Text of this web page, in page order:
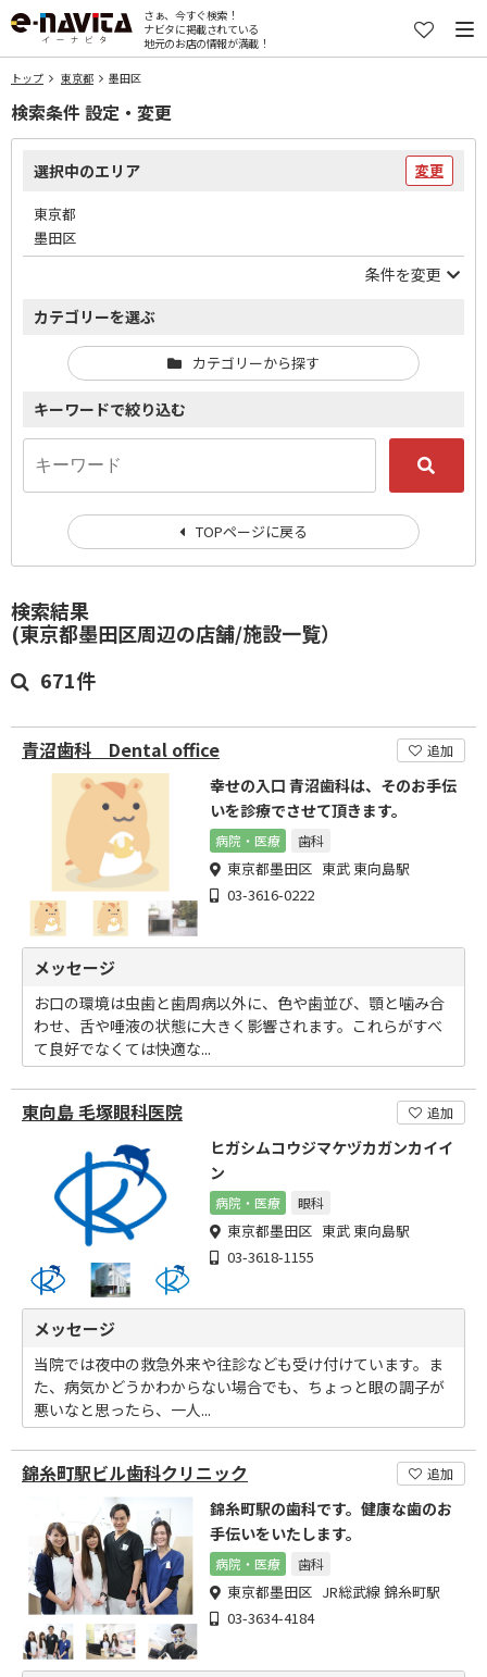
さぁ、今すぐ検索！
ナビタに掲載されている
地元のお店の情報が満載！
トップ 東京都 墨田区
検索結果
(東京都墨田区周辺の店舗/施設一覧）
671件
青沼歯科 Dental office 追加
幸せの入口 青沼歯科は、そのお手伝
いを診療でさせて頂きます。
病院・医療 歯科
東京都墨田区 東武 東向島駅
03-3616-0222
メッセージ
お口の環境は虫歯と歯周病以外に、色や歯並び、顎と噛み合
わせ、舌や唾液の状態に大きく影響されます。これらがすべ
て良好でなくては快適な...
東向島 毛塚眼科医院 追加
ヒガシムコウジマケヅカガンカイイ
ン
病院・医療 眼科
東京都墨田区 東武 東向島駅
03-3618-1155
メッセージ
当院では夜中の救急外来や往診なども受け付けています。ま
た、病気かどうかわからない場合でも、ちょっと眼の調子が
悪いなと思ったら、一人...
錦糸町駅ビル歯科クリニック 追加
錦糸町駅の歯科です。健康な歯のお
手伝いをいたします。
病院・医療 歯科
東京都墨田区 JR総武線 錦糸町駅
03-3634-4184
検索条件 設定・変更
選択中のエリア 変更
東京都
墨田区
条件を変更
カテゴリーを選ぶ
カテゴリーから探す
キーワードで絞り込む
TOPページに戻る